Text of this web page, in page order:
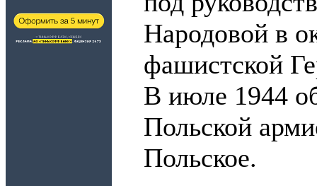
Народовой в
фашистской
В июле 1944
Польской
Польское.